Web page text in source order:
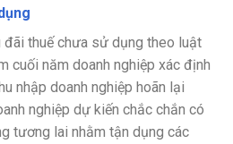
đãi thuế chưa sử dụng theo luật
cuối năm doanh nghiệp xác định
nhập doanh nghiệp hoãn lại
nghiệp dự kiến chắc chắn có
tương lai nhằm tận dụng các